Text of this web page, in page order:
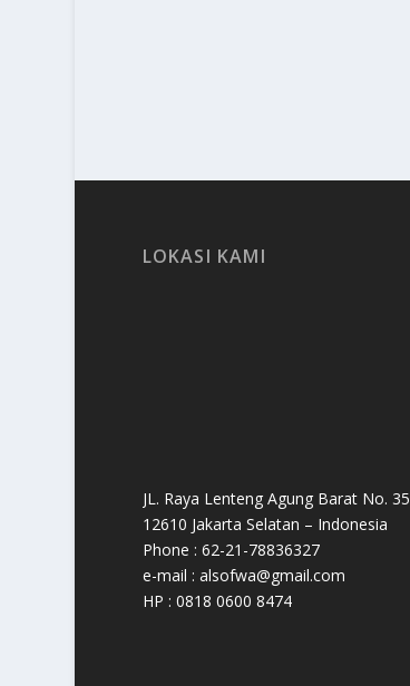
LOKASI KAMI
JL. Raya Lenteng Agung Barat No. 35
12610 Jakarta Selatan – Indonesia
Phone : 62-21-78836327
e-mail : alsofwa@gmail.com
HP : 0818 0600 8474